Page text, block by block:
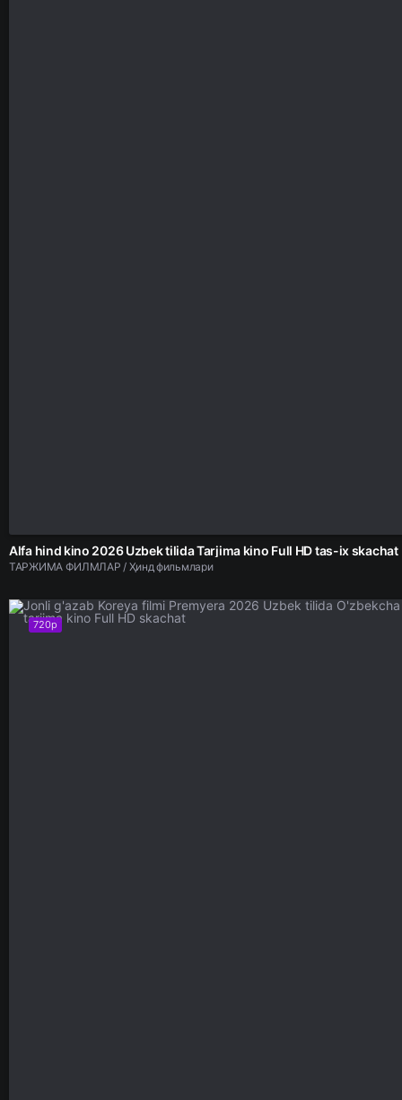
Alfa hind kino 2026 Uzbek tilida Tarjima kino Full HD tas-ix skachat
ТАРЖИМА ФИЛМЛАР / Ҳинд фильмлари
720p